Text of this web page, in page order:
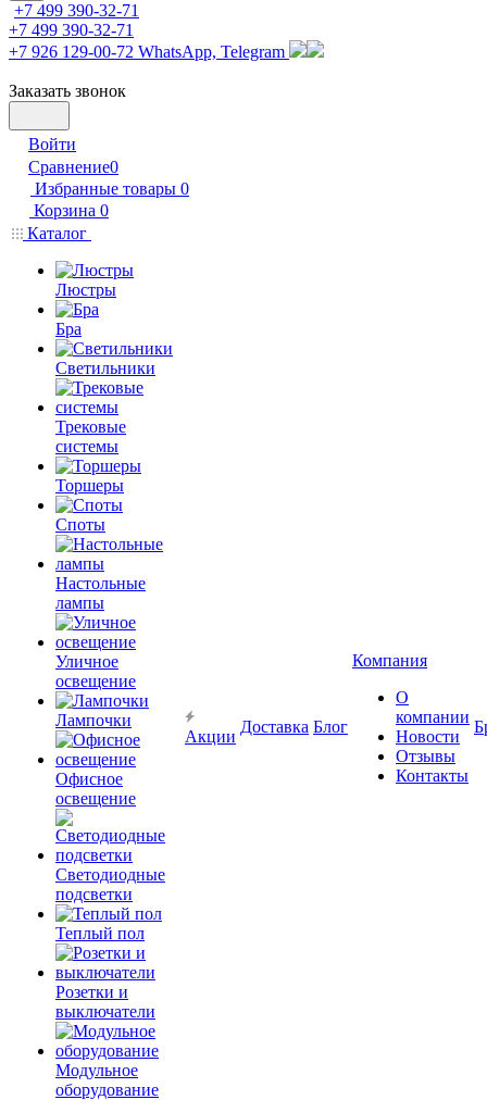
+7 499 390-32-71
+7 499 390-32-71
+7 926 129-00-72 WhatsApp, Telegram
Заказать звонок
Войти
Сравнение0
Избранные товары 0
Корзина 0
Каталог
Люстры
Бра
Светильники
Трековые
системы
Торшеры
Споты
Настольные
лампы
Уличное
освещение
Лампочки
Офисное
освещение
Светодиодные
подсветки
Теплый пол
Розетки и
выключатели
Модульное
оборудование
Акции
Доставка Блог
Компания
О
компании
Новости
Отзывы
Контакты